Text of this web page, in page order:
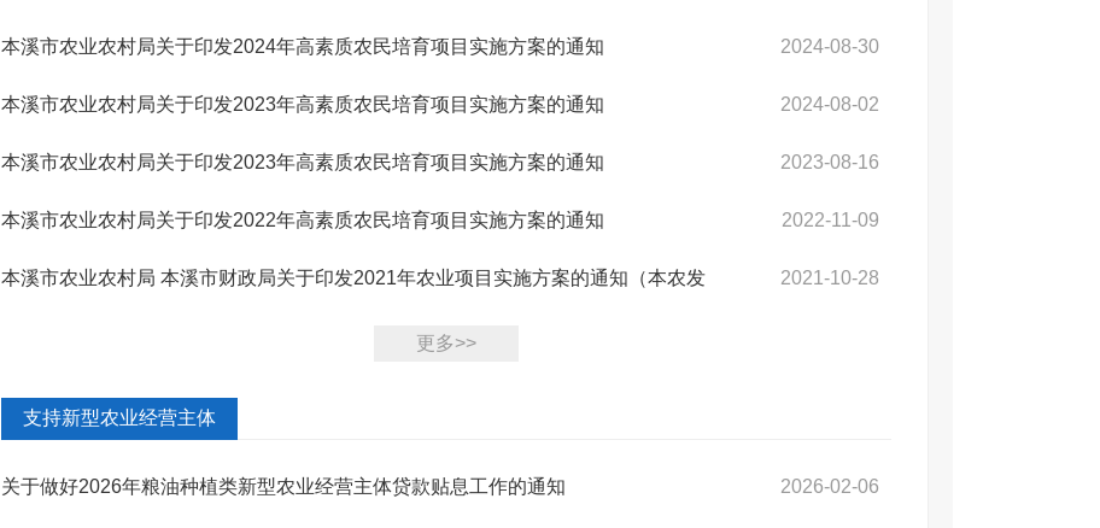
2024-08-30
本溪市农业农村局关于印发2024年高素质农民培育项目实施方案的通知
2024-08-02
本溪市农业农村局关于印发2023年高素质农民培育项目实施方案的通知
2023-08-16
本溪市农业农村局关于印发2023年高素质农民培育项目实施方案的通知
2022-11-09
本溪市农业农村局关于印发2022年高素质农民培育项目实施方案的通知
2021-10-28
本溪市农业农村局 本溪市财政局关于印发2021年农业项目实施方案的通知（本农发
更多>>
支持新型农业经营主体
2026-02-06
关于做好2026年粮油种植类新型农业经营主体贷款贴息工作的通知